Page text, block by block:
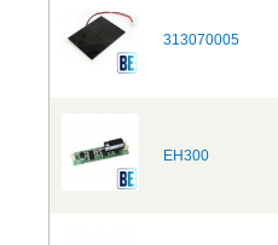
313070005
EH300